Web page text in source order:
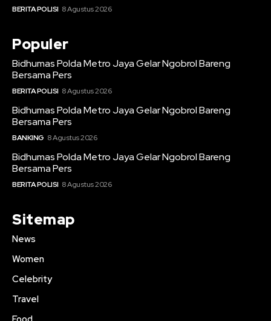
BERITA POLISI 8 Agustus 2026
Populer
Bidhumas Polda Metro Jaya Gelar Ngobrol Bareng
Bersama Pers
BERITA POLISI 8 Agustus 2026
Bidhumas Polda Metro Jaya Gelar Ngobrol Bareng
Bersama Pers
BANKING 8 Agustus 2026
Bidhumas Polda Metro Jaya Gelar Ngobrol Bareng
Bersama Pers
BERITA POLISI 8 Agustus 2026
Sitemap
News
Women
Celebrity
Travel